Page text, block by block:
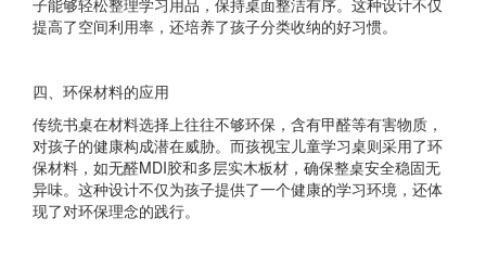
子能够轻松整理学习用品，保持桌面整洁有序。这种设计不仅
提高了空间利用率，还培养了孩子分类收纳的好习惯。
四、环保材料的应用
传统书桌在材料选择上往往不够环保，含有甲醛等有害物质，
对孩子的健康构成潜在威胁。而孩视宝儿童学习桌则采用了环
保材料，如无醛MDI胶和多层实木板材，确保整桌安全稳固无
异味。这种设计不仅为孩子提供了一个健康的学习环境，还体
现了对环保理念的践行。